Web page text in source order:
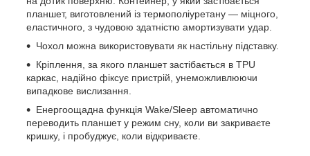
планшет, виготовлений із термополіуретану — міцного,
еластичного, з чудовою здатністю амортизувати удар.
Чохол можна використовувати як настільну підставку.
Кріплення, за якого планшет застібається в TPU
каркас, надійно фіксує пристрій, унеможливлюючи
випадкове вислизання.
Енергоощадна функція Wake/Sleep автоматично
переводить планшет у режим сну, коли ви закриваєте
кришку, і пробуджує, коли відкриваєте.